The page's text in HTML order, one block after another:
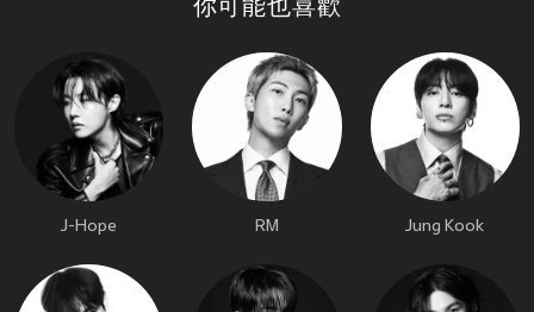
你可能也喜歡
J-Hope RM Jung Kook